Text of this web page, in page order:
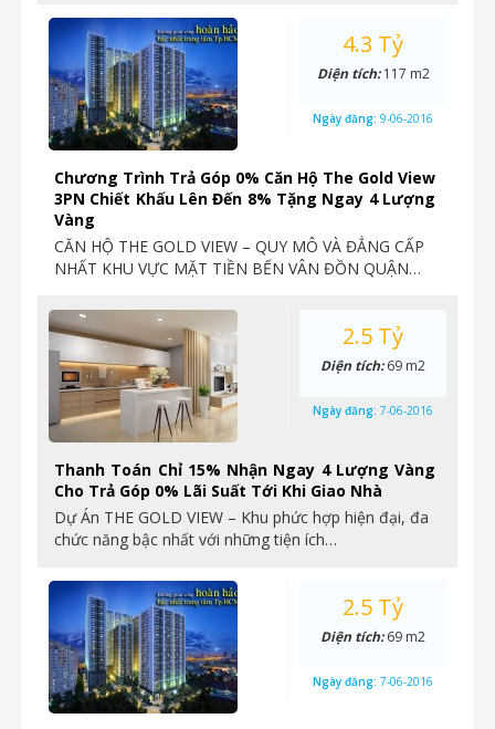
Chương Trình Trả Góp 0% Căn Hộ The Gold View
3PN Chiết Khấu Lên Đến 8% Tặng Ngay 4 Lượng
Vàng
CĂN HỘ THE GOLD VIEW – QUY MÔ VÀ ĐẲNG CẤP
NHẤT KHU VỰC MẶT TIỀN BẾN VÂN ĐỒN QUẬN…
4.3 Tỷ
Diện tích:117 m2
Ngày đăng: 9-06-2016
Thanh Toán Chỉ 15% Nhận Ngay 4 Lượng Vàng
Cho Trả Góp 0% Lãi Suất Tới Khi Giao Nhà
Dự Án THE GOLD VIEW – Khu phức hợp hiện đại, đa
chức năng bậc nhất với những tiện ích…
2.5 Tỷ
Diện tích:69 m2
Ngày đăng: 7-06-2016
2.5 Tỷ
Diện tích:69 m2
Ngày đăng: 7-06-2016